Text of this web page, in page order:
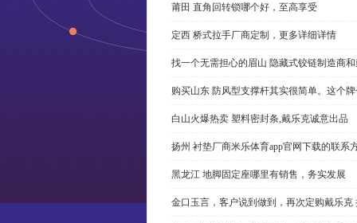
莆田 直角回转锁哪个好，至高享受
定西 桥式拉手厂商定制，更多详细详情
找一个无需担心的眉山 隐藏式铰链制造商
购买山东 防风型支撑杆其实很简单。这个
白山火爆热卖 塑料密封条,戴乐克诚意出品
扬州 衬垫厂商米乐体育app官网下载的联系
黑龙江 地脚固定座哪里有销售，务实发展
金口玉言，客户说到做到，再次定购戴乐克